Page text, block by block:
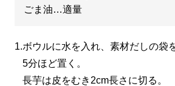
ごま油…適量
1.ボウルに水を入れ、素材だしの袋
5分ほど置く。
長芋は皮をむき2cm長さに切る。